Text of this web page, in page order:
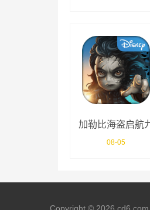
加勒比海盗启航
游版
08-05